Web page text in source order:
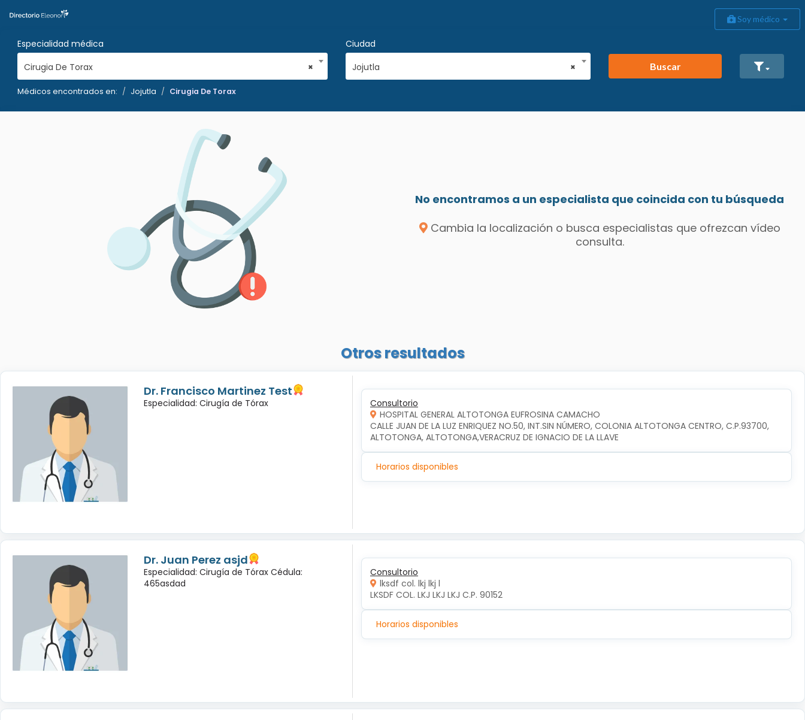
Soy médico
Especialidad médica
×
Cirugia De Torax
Ciudad
×
Jojutla Buscar
Médicos encontrados en: Jojutla Cirugia De Torax
No encontramos a un especialista que coincida con tu búsqueda
Cambia la localización o busca especialistas que ofrezcan vídeo
consulta.
Otros resultados
Dr. Francisco Martinez Test
Especialidad: Cirugía de Tórax
Consultorio
HOSPITAL GENERAL ALTOTONGA EUFROSINA CAMACHO
CALLE JUAN DE LA LUZ ENRIQUEZ NO.50, INT.SIN NÚMERO, COLONIA ALTOTONGA CENTRO, C.P.93700,
ALTOTONGA, ALTOTONGA,VERACRUZ DE IGNACIO DE LA LLAVE
Horarios disponibles
Dr. Juan Perez asjd
Especialidad: Cirugía de Tórax Cédula:
465asdad
Consultorio
lksdf col. lkj lkj l
LKSDF COL. LKJ LKJ LKJ C.P. 90152
Horarios disponibles